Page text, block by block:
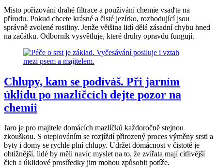
Místo pořizování drahé filtrace a používání chemie vsaďte na
přírodu. Pokud chcete krásné a čisté jezírko, rozhodující jsou
správně zvolené rostliny. Jenže většina lidí dělá zásadní chybu hned
na začátku. Odborník vysvětluje, které druhy opravdu fungují.
Chlupy, kam se podíváš. Při jarním
úklidu po mazlíčcích dejte pozor na
chemii
Jaro je pro majitele domácích mazlíčků každoročně stejnou
zkouškou. S oteplováním se rozjíždí přirozený proces výměny srsti a
byty i domy se rychle plní chlupy. Udržet domácnost v čistotě je
obtížnější, lidé by měli navíc myslet na to, že zvířata mají citlivější
čich a úklidové prostředky jim mohou způsobit potíže.